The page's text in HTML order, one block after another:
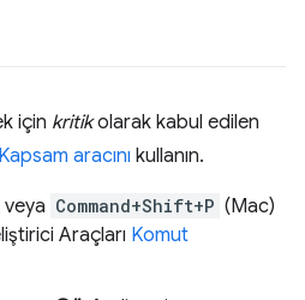
için kritikolarak kabul edilen
Kapsam aracını kullanın.
veya Command+Shift+P (Mac)
Araçları Komut